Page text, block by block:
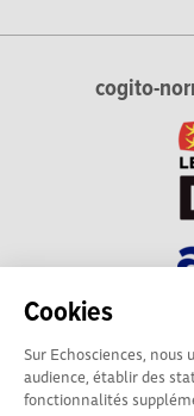
Cookies
Sur Echosciences,
audience, établir des
fonctionnalités
cogito-
technique et du
cogito-normandie.fr